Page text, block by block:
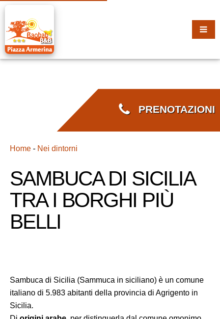
PRENOTAZIONI
Home - Nei dintorni
SAMBUCA DI SICILIA
TRA I BORGHI PIÙ
BELLI
Sambuca di Sicilia (Sammuca in siciliano) è un comune
italiano di 5.983 abitanti della provincia di Agrigento in
Sicilia.